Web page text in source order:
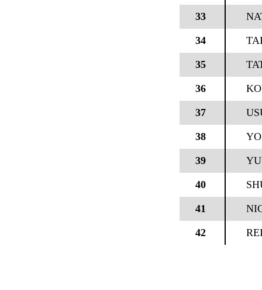
33
34
35
36
37
38
39
40
41
42